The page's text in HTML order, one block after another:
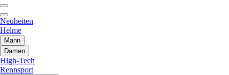
Neuheiten
Helme
Mann
Damen
High-Tech
Rennsport